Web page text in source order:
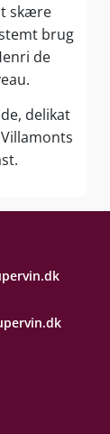
skære
brug
de
delikat